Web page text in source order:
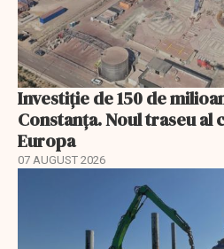
Investiție de 150 de
Constanța. Noul traseu
Europa
07 AUGUST 2026